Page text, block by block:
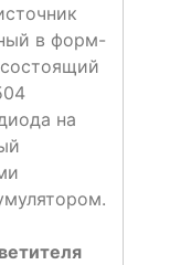
в форм-
на